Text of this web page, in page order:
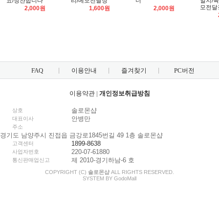
2,000원
1,600원
2,000원
모전달
FAQ 이용안내 즐겨찾기 PC버전
이용약관| 개인정보취급방침
상호 솔로몬샵
대표이사 안병만
주소
경기도 남양주시 진접읍 금강로1845번길 49 1층 솔로몬샵
고객센터 1899-8638
사업자번호 220-07-61880
통신판매업신고 제 2010-경기하남-6 호
COPYRIGHT (C) 솔로몬샵 ALL RIGHTS RESERVED.
SYSTEM BY GodoMall